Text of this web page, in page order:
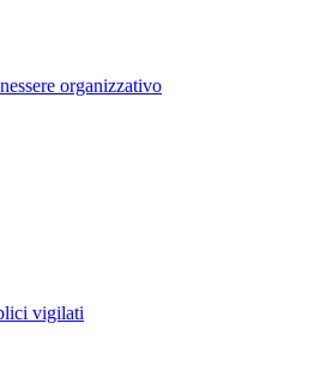
organizzativo
vigilati